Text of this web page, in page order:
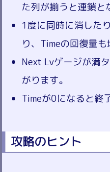
た列が揃うと連鎖と
1度に同時に消した
り、Timeの回復量も
Next Lvゲージが満
がります。
Timeが0になると終
攻略のヒント